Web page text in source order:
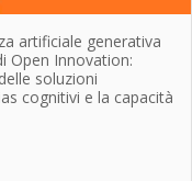
artificiale generativa
Open Innovation:
soluzioni
cognitivi e la capacità